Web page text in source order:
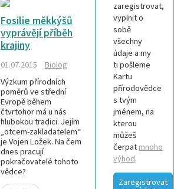
Fosilie měkkýšů
vyprávějí příběh
krajiny
01.07.2015
Biolog
Výzkum přírodních
poměrů ve střední
Evropě během
čtvrtohor má u nás
hlubokou tradici. Jejím
„otcem-zakladatelem“
je Vojen Ložek. Na čem
dnes pracují
pokračovatelé tohoto
vědce?
zaregistrovat,
vyplnit o
sobě
všechny
údaje a my
ti pošleme
Kartu
přírodovědce
s tvým
jménem, na
kterou
můžeš
čerpat mnoho
výhod.
Zaregistrovat